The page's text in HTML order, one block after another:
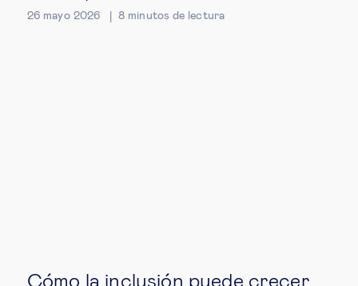
26 mayo 2026
8 minutos de lectura
Cómo la inclusión puede crecer